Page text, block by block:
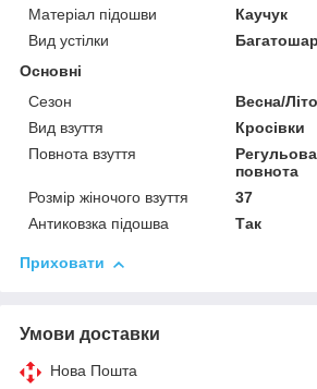
Матеріал підошви
Каучук
Вид устілки
Основні
Сезон
Весна/Літо
Вид взуття
Кросівки
Повнота взуття
повнота
Розмір жіночого взуття
37
Антиковзка підошва
Так
Приховати
Умови доставки
Нова Пошта